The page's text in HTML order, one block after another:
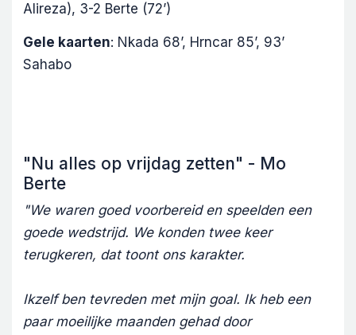
Alireza), 3-2 Berte (72’)
Gele kaarten: Nkada 68’, Hrncar 85’, 93’
Sahabo
"Nu alles op vrijdag zetten" - Mo
Berte
"We waren goed voorbereid en speelden een
goede wedstrijd. We konden twee keer
terugkeren, dat toont ons karakter.
Ikzelf ben tevreden met mijn goal. Ik heb een
paar moeilijke maanden gehad door